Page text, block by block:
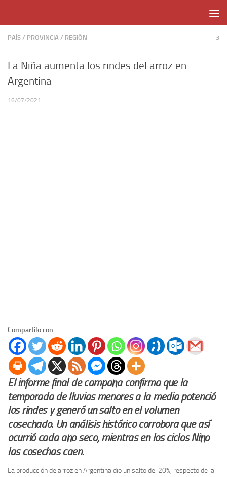
PAÍS / PROVINCIA / REGIÓN 3
La Niña aumenta los rindes del arroz en
Argentina
16/07/2021
Compartilo con
El informe final de campaña confirma que la
temporada de lluvias menores a la media potenció
los rindes y generó un salto en el volumen
cosechado. Un análisis histórico corrobora que así
ocurrió cada año seco, mientras en los ciclos Niño
las cosechas caen.
La producción de arroz en Argentina dio un salto del 20%, respecto de la